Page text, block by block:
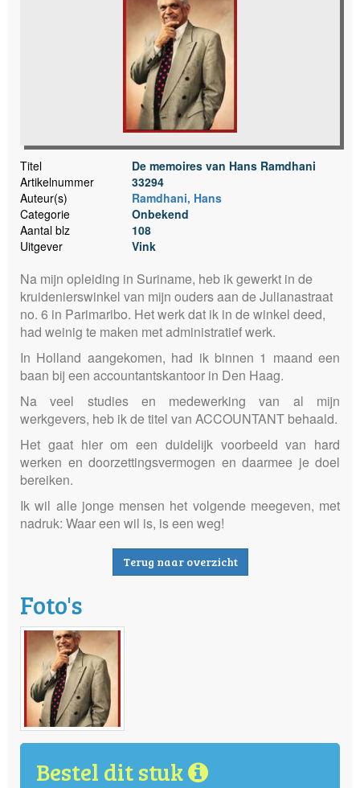
Titel
De memoires van Hans Ramdhani
Artikelnummer
33294
Auteur(s)
Ramdhani, Hans
Categorie
Onbekend
Aantal blz
108
Uitgever
Vink
Na mijn opleiding in Suriname, heb ik gewerkt in de
kruidenierswinkel van mijn ouders aan de Julianastraat
no. 6 in Parimaribo. Het werk dat ik in de winkel deed,
had weinig te maken met administratief werk.
In Holland aangekomen, had ik binnen 1 maand een
baan bij een accountantskantoor in Den Haag.
Na veel studies en medewerking van al mijn
werkgevers, heb ik de titel van ACCOUNTANT behaald.
Het gaat hier om een duidelijk voorbeeld van hard
werken en doorzettingsvermogen en daarmee je doel
bereiken.
Ik wil alle jonge mensen het volgende meegeven, met
nadruk: Waar een wil is, is een weg!
Terug naar overzicht
Foto's
Bestel dit stuk